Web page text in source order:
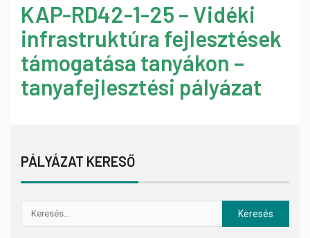
KAP-RD42-1-25 – Vidéki
infrastruktúra fejlesztések
támogatása tanyákon –
tanyafejlesztési pályázat
PÁLYÁZAT KERESŐ